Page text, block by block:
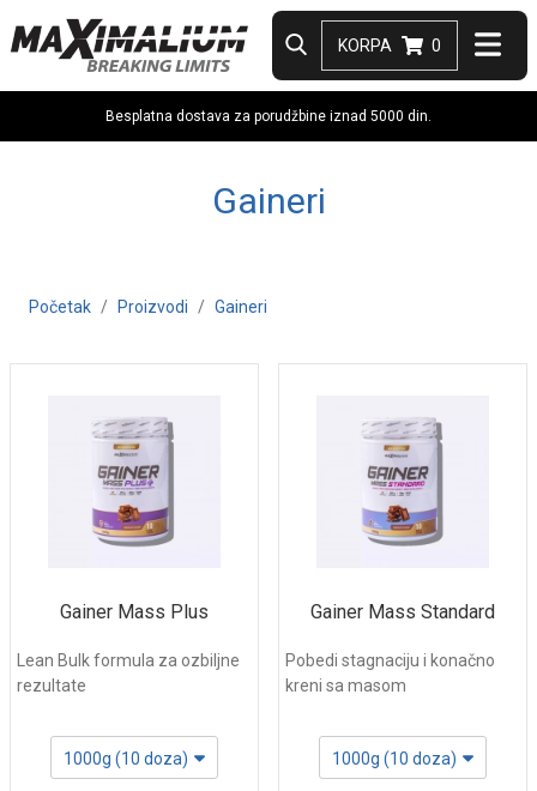
KORPA 0
Besplatna dostava za porudžbine iznad 5000 din.
Gaineri
Početak Proizvodi Gaineri
Gainer Mass Plus
Lean Bulk formula za ozbiljne
rezultate
1000g (10 doza)
Gainer Mass Standard
Pobedi stagnaciju i konačno
kreni sa masom
1000g (10 doza)